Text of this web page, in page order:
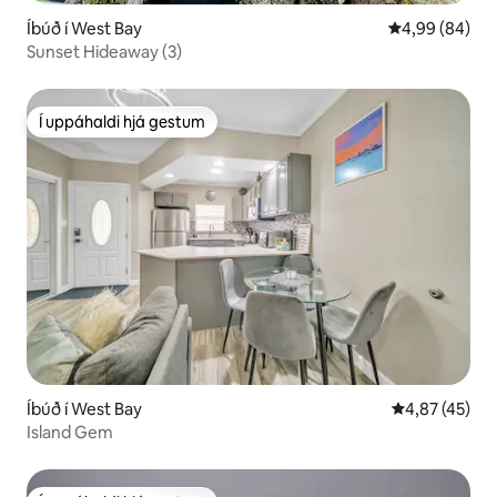
Íbúð í West Bay 4,99 af 5 í
4,99 (84)
Sunset Hideaway (3)
Í uppáhaldi hjá gestum
Í uppáhaldi hjá gestum
Íbúð í West Bay 4,87 af 5 í
4,87 (45)
Island Gem